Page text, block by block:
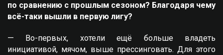
по сравнению с прошлым сезоном? Благодаря чему
всё-таки вышли в первую лигу?
— Во-первых, хотели ещё больше владеть
инициативой, мячом, выше прессинговать. Для этого